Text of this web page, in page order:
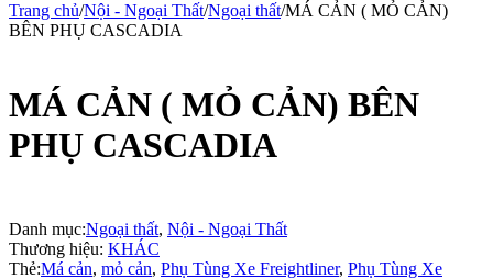
Trang chủ/Nội - Ngoại Thất/Ngoại thất/MÁ CẢN ( MỎ CẢN)
BÊN PHỤ CASCADIA
MÁ CẢN ( MỎ CẢN) BÊN
PHỤ CASCADIA
Danh mục:Ngoại thất, Nội - Ngoại Thất
Thương hiệu: KHÁC
Thẻ:Má cản, mỏ cản, Phụ Tùng Xe Freightliner, Phụ Tùng Xe